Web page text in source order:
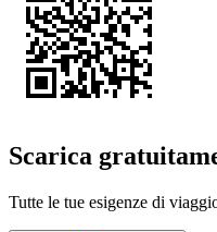
Scarica
Tutte le tue esigenze di